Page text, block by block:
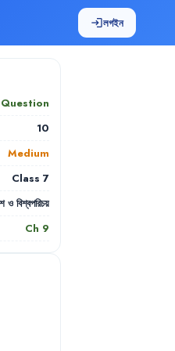
loginলগইন
10
Medium
Class 7
ও বিশ্বপরিচয়
Ch 9